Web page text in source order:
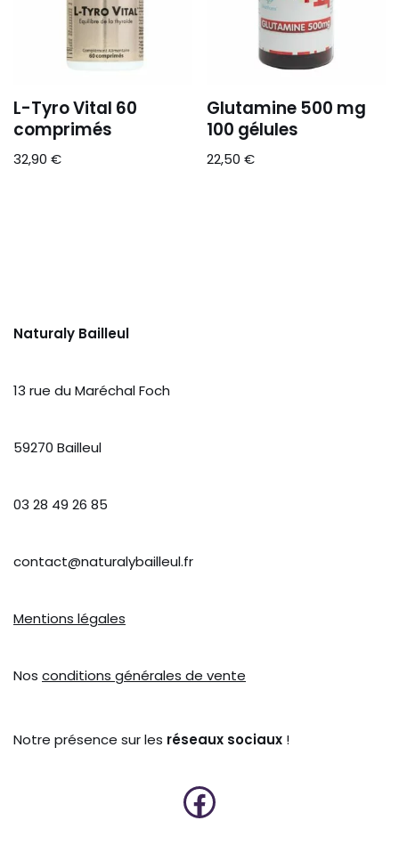
L-Tyro Vital 60
comprimés
32,90 €
Glutamine 500 mg
100 gélules
22,50€
Naturaly Bailleul
13 rue du Maréchal Foch
59270 Bailleul
03 28 49 26 85
contact@naturalybailleul.fr
Mentions légales
Nos conditions générales de vente
Notre présence sur les réseaux sociaux !